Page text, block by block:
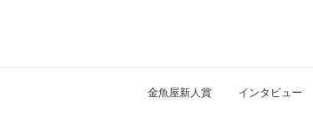
金魚屋新人賞 インタビュー